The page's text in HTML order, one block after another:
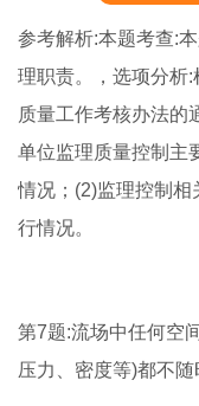
参考解析:本题考查:
理职责。，选项分析
质量工作考核办法的
单位监理质量控制主
情况；(2)监理控制相
行情况。
第7题:流场中任何空
压力、密度等)都不随